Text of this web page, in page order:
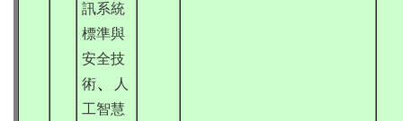
訊系統
標準與
安全技
術、
人
工智慧